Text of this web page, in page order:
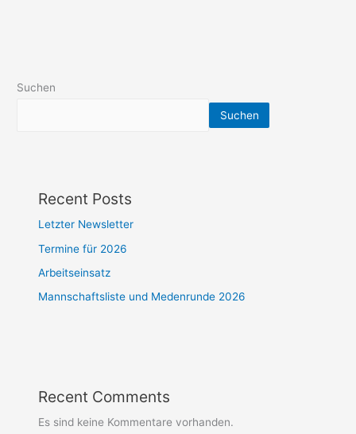
Suchen
Suchen
Recent Posts
Letzter Newsletter
Termine für 2026
Arbeitseinsatz
Mannschaftsliste und Medenrunde 2026
Recent Comments
Es sind keine Kommentare vorhanden.